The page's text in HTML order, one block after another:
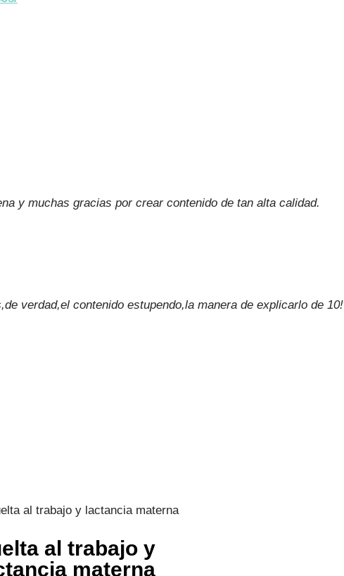
y muchas gracias por crear contenido de tan alta calidad.
verdad,el contenido estupendo,la manera de explicarlo de 10!
al trabajo y
materna